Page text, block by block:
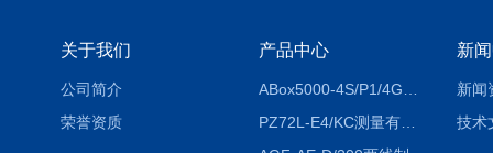
关于我们
公司简介
荣誉资质
产品中心
PZ72L-E4/KC测量有功电能（EPI/EPE）嵌入式电表
新
新闻
技术